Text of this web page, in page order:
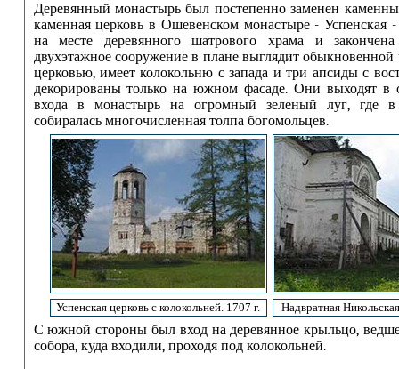
Деревянный монастырь был постепенно заменен
каменная церковь в Ошевенском монастыре - Успенская
на месте деревянного шатрового храма и
двухэтажное сооружение в плане выглядит обыкновенной
церковью, имеет колокольню с запада и три апсиды с
декорированы только на южном фасаде. Они выходят в
входа в монастырь на огромный зеленый луг, где в
собиралась многочисленная толпа богомольцев.
Успенская церковь с колокольней. 1707 г. Надвратная
С южной стороны был вход на деревянное крыльцо,
собора, куда входили, проходя под колокольней.